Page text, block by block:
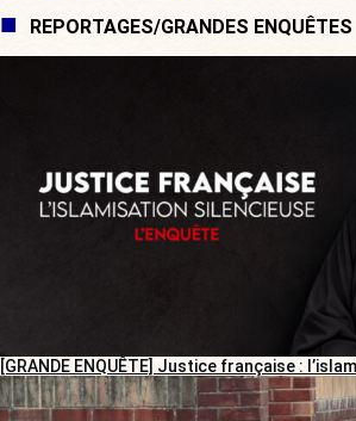
REPORTAGES/GRANDES ENQUÊTES
[GRANDE ENQUÊTE] Justice française :